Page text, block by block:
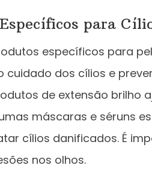
para
específicos para
cuidado dos cílios e
de extensão brilho
máscaras e séruns
cílios danificados. É
nos olhos.